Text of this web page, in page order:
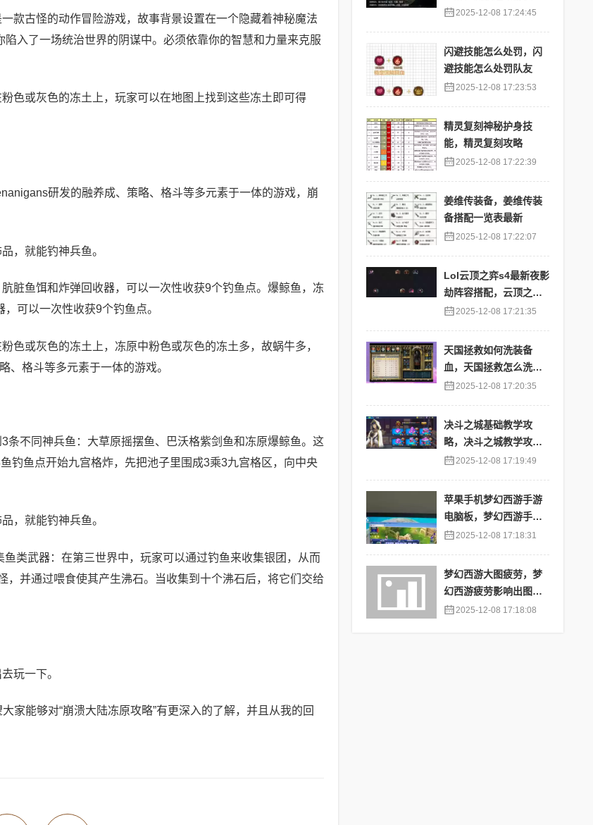
款古怪的动作冒险游戏，故事背景设置在一个隐藏着神秘魔法
入了一场统治世界的阴谋中。必须依靠你的智慧和力量来克服
色或灰色的冻土上，玩家可以在地图上找到这些冻土即可得
研发的融养成、策略、格斗等多元素于一体的游戏，崩
，就能钓神兵鱼。
脏鱼饵和炸弹回收器，可以一次性收获9个钓鱼点。爆鲸鱼，冻
可以一次性收获9个钓鱼点。
色或灰色的冻土上，冻原中粉色或灰色的冻土多，故蜗牛多，
、格斗等多元素于一体的游戏。
不同神兵鱼：大草原摇摆鱼、巴沃格紫剑鱼和冻原爆鲸鱼。这
钓鱼点开始九宫格炸，先把池子里围成3乘3九宫格区，向中央
，就能钓神兵鱼。
类武器：在第三世界中，玩家可以通过钓鱼来收集银团，从而
并通过喂食使其产生沸石。当收集到十个沸石后，将它们交给
玩一下。
家能够对“崩溃大陆冻原攻略”有更深入的了解，并且从我的回
能怎么进阶的
2025-12-08 17:24:45
闪避技能怎么处罚，闪
避技能怎么处罚队友
2025-12-08 17:23:53
精灵复刻神秘护身技
能，精灵复刻攻略
2025-12-08 17:22:39
姜维传装备，姜维传装
备搭配一览表最新
2025-12-08 17:22:07
Lol云顶之弈s4最新夜影
劫阵容搭配，云顶之奕
夜影劫阵容
2025-12-08 17:21:35
天国拯救如何洗装备
血，天国拯救怎么洗衣
服 2025-12-08 17:20:35
决斗之城基础教学攻
略，决斗之城教学攻略2
1112025-12-08 17:19:49
苹果手机梦幻西游手游
电脑板，梦幻西游手游
苹果端怎么在电脑上登
2025-12-08 17:18:31
梦幻西游大图疲劳，梦
幻西游疲劳影响出图率
吗 2025-12-08 17:18:08